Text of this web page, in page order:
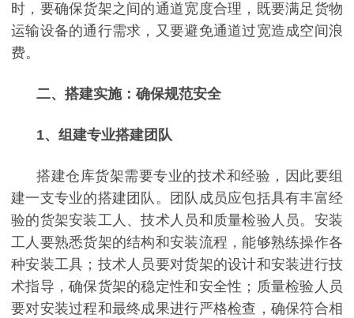
时，要确保货架之间的通道宽度合理，既要满足货物
运输设备的通行需求，又要避免通道过宽造成空间浪
费。
二、搭建实施：确保规范安全
1、组建专业搭建团队
搭建仓库货架需要专业的技术和经验，因此要组
建一支专业的搭建团队。团队成员应包括具有丰富经
验的货架安装工人、技术人员和质量检验人员。安装
工人要熟悉货架的结构和安装流程，能够熟练操作各
种安装工具；技术人员要对货架的设计和安装进行技
术指导，确保货架的稳定性和安全性；质量检验人员
要对安装过程和最终成果进行严格检查，确保符合相